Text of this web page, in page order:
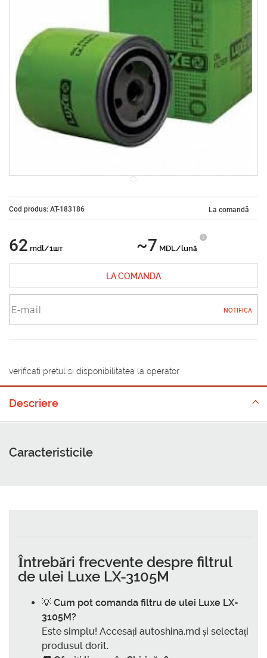
Cod produs: AT-183186 La comandă
62 mdl/1шт ~7 MDL/lună
LA COMANDA
NOTIFICA
verificati pretul si disponibilitatea la operator
Descriere
Caracteristicile
Întrebări frecvente despre filtrul
de ulei Luxe LX-3105M
💡 Cum pot comanda filtru de ulei Luxe LX-
3105M?
Este simplu! Accesați autoshina.md și selectați
produsul dorit.